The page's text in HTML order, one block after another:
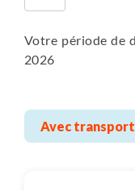
Votre période de
2026
Avec